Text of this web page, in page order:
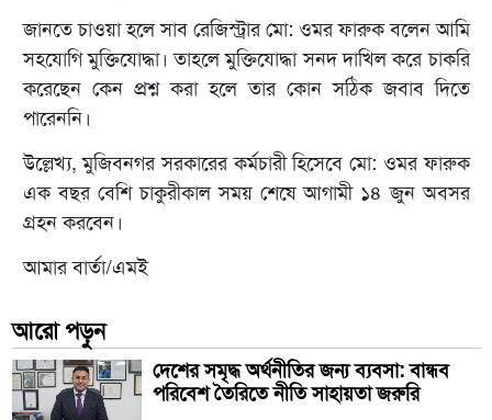
জানতে চাওয়া হলে সাব রেজিস্ট্রার মো: ওমর ফারুক বলেন আমি
সহযোগি মুক্তিযোদ্ধা। তাহলে মুক্তিযোদ্ধা সনদ দাখিল করে চাকরি
করেছেন কেন প্রশ্ন করা হলে তার কোন সঠিক জবাব দিতে
পারেননি।
উল্লেখ্য, মুজিবনগর সরকারের কর্মচারী হিসেবে মো: ওমর ফারুক
এক বছর বেশি চাকুরীকাল সময় শেষে আগামী ১৪ জুন অবসর
গ্রহন করবেন।
আমার বার্তা/এমই
আরো পড়ুন
দেশের সমৃদ্ধ অর্থনীতির জন্য ব্যবসা: বান্ধব
পরিবেশ তৈরিতে নীতি সাহায়তা জরুরি